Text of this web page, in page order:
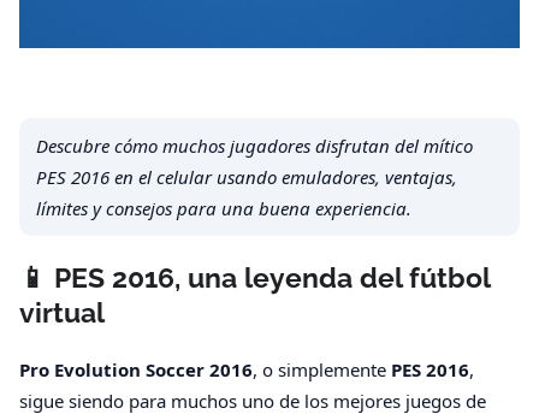
Descubre cómo muchos jugadores disfrutan del mítico
PES 2016 en el celular usando emuladores, ventajas,
límites y consejos para una buena experiencia.
📱 PES 2016, una leyenda del fútbol
virtual
Pro Evolution Soccer 2016, o simplemente PES 2016,
sigue siendo para muchos uno de los mejores juegos de